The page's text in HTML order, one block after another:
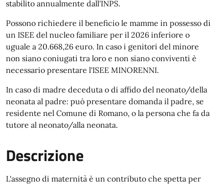
stabilito annualmente dall'INPS.
Possono richiedere il beneficio le mamme in possesso di
un ISEE del nucleo familiare per il 2026 inferiore o
uguale a 20.668,26 euro. In caso i genitori del minore
non siano coniugati tra loro e non siano conviventi è
necessario presentare l'ISEE MINORENNI.
In caso di madre deceduta o di affido del neonato/della
neonata al padre: può presentare domanda il padre, se
residente nel Comune di Romano, o la persona che fa da
tutore al neonato/alla neonata.
Descrizione
L'assegno di maternità è un contributo che spetta per